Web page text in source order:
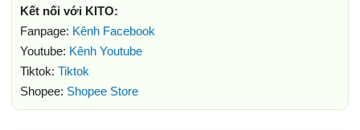
Kết nối với KITO:
Fanpage: Kênh Facebook
Youtube: Kênh Youtube
Tiktok: Tiktok
Shopee: Shopee Store